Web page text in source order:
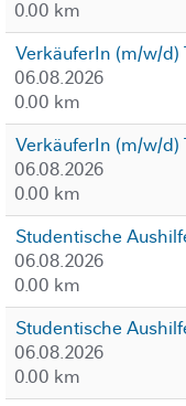
0.00 km
VerkäuferIn (m/w/d)
06.08.2026
0.00 km
VerkäuferIn (m/w/d)
06.08.2026
0.00 km
Studentische
06.08.2026
0.00 km
Studentische
06.08.2026
0.00 km